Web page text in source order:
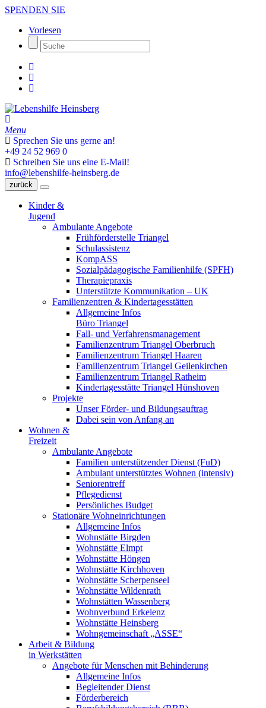
SPENDEN SIE
Vorlesen
Menu
Sprechen Sie uns gerne an!
+49 24 52 969 0
Schreiben Sie uns eine E-Mail!
info@lebenshilfe-heinsberg.de
zurück
Kinder &
Jugend
Ambulante Angebote
Frühförderstelle Triangel
Schulassistenz
KompASS
Sozialpädagogische Familienhilfe (SPFH)
Therapiepraxis
Unterstützte Kommunikation – UK
Familienzentren & Kindertagesstätten
Allgemeine Infos
Büro Triangel
Fall- und Verfahrensmanagement
Familienzentrum Triangel Oberbruch
Familienzentrum Triangel Haaren
Familienzentrum Triangel Geilenkirchen
Familienzentrum Triangel Ratheim
Kindertagesstätte Triangel Hünshoven
Projekte
Unser Förder- und Bildungsauftrag
Dabei sein von Anfang an
Wohnen &
Freizeit
Ambulante Angebote
Familien unterstützender Dienst (FuD)
Ambulant unterstütztes Wohnen (intensiv)
Seniorentreff
Pflegedienst
Persönliches Budget
Stationäre Wohneinrichtungen
Allgemeine Infos
Wohnstätte Birgden
Wohnstätte Elmpt
Wohnstätte Höngen
Wohnstätte Kirchhoven
Wohnstätte Scherpenseel
Wohnstätte Wildenrath
Wohnstätten Wassenberg
Wohnverbund Erkelenz
Wohnstätte Heinsberg
Wohngemeinschaft „ASSE“
Arbeit & Bildung
in Werkstätten
Angebote für Menschen mit Behinderung
Allgemeine Infos
Begleitender Dienst
Förderbereich